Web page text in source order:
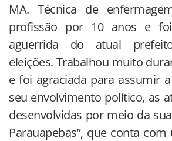
MA. Técnica de
profissão por 10 anos e
aguerrida do atual
eleições. Trabalhou muito
e foi agraciada para assumir
seu envolvimento político, as
desenvolvidas por meio da
Parauapebas”, que conta